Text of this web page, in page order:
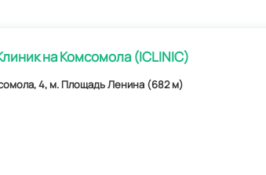
на Комсомола (ICLINIC)
4, м. Площадь Ленина (682 м)